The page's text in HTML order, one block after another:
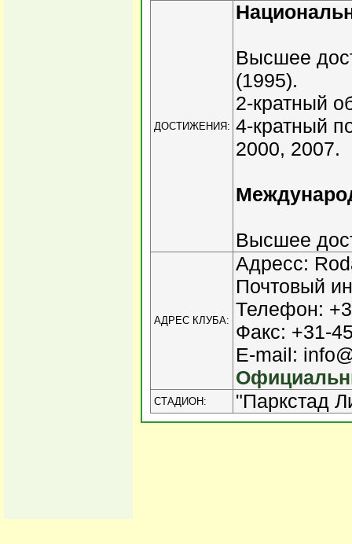
ДОСТИЖЕНИЯ:
Высшее
(1995).
2-кратный
4-кратный
2000, 2007.
Высшее
АДРЕС КЛУБА:
Адресс:
Почтовый
Телефон:
Факс: +31-
E-mail:
СТАДИОН: "Паркстад